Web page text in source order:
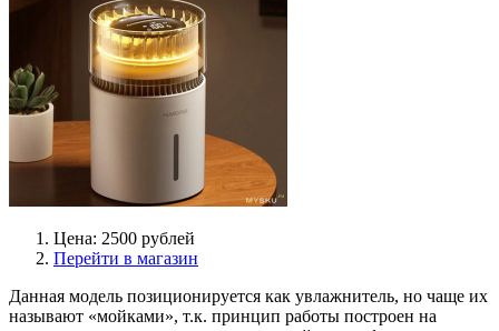
Цена: 2500 рублей
Перейти в магазин
Данная модель позиционируется как увлажнитель, но чаще их
называют «мойками», т.к. принцип работы построен на